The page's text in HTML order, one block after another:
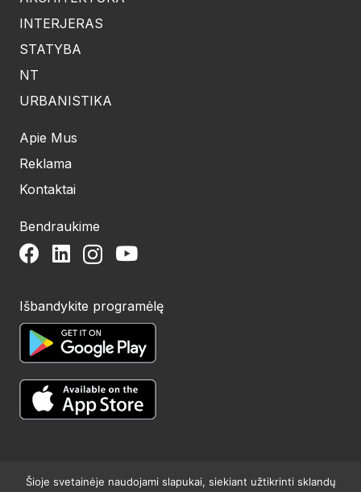
INTERJERAS
STATYBA
NT
URBANISTIKA
Apie Mus
Reklama
Kontaktai
Bendraukime
Išbandykite programėlę
Šioje svetainėje naudojami slapukai, siekiant užtikrinti sklandų